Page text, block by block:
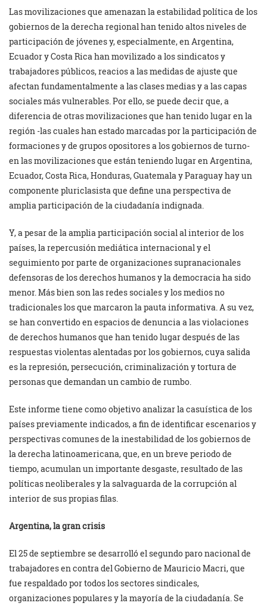
Las movilizaciones que amenazan la estabilidad política de los
gobiernos de la derecha regional han tenido altos niveles de
participación de jóvenes y, especialmente, en Argentina,
Ecuador y Costa Rica han movilizado a los sindicatos y
trabajadores públicos, reacios a las medidas de ajuste que
afectan fundamentalmente a las clases medias y a las capas
sociales más vulnerables. Por ello, se puede decir que, a
diferencia de otras movilizaciones que han tenido lugar en la
región -las cuales han estado marcadas por la participación de
formaciones y de grupos opositores a los gobiernos de turno-
en las movilizaciones que están teniendo lugar en Argentina,
Ecuador, Costa Rica, Honduras, Guatemala y Paraguay hay un
componente pluriclasista que define una perspectiva de
amplia participación de la ciudadanía indignada.
Y, a pesar de la amplia participación social al interior de los
países, la repercusión mediática internacional y el
seguimiento por parte de organizaciones supranacionales
defensoras de los derechos humanos y la democracia ha sido
menor. Más bien son las redes sociales y los medios no
tradicionales los que marcaron la pauta informativa. A su vez,
se han convertido en espacios de denuncia a las violaciones
de derechos humanos que han tenido lugar después de las
respuestas violentas alentadas por los gobiernos, cuya salida
es la represión, persecución, criminalización y tortura de
personas que demandan un cambio de rumbo.
Este informe tiene como objetivo analizar la casuística de los
países previamente indicados, a fin de identificar escenarios y
perspectivas comunes de la inestabilidad de los gobiernos de
la derecha latinoamericana, que, en un breve periodo de
tiempo, acumulan un importante desgaste, resultado de las
políticas neoliberales y la salvaguarda de la corrupción al
interior de sus propias filas.
Argentina, la gran crisis
El 25 de septiembre se desarrolló el segundo paro nacional de
trabajadores en contra del Gobierno de Mauricio Macri, que
fue respaldado por todos los sectores sindicales,
organizaciones populares y la mayoría de la ciudadanía. Se